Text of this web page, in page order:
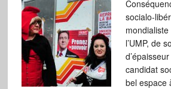
socialo-
l’UMP, de
candidat
bel espace